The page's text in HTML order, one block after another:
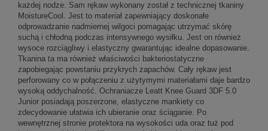
każdej nodze. Sam rękaw wykonany został z technicznej tkaniny
MoistureCool. Jest to materiał zapewniający doskonałe
odprowadzanie nadmiernej wilgoci pomagając utrzymać skórę
suchą i chłodną podczas intensywnego wysiłku. Jest on również
wysoce rozciągliwy i elastyczny gwarantując idealne dopasowanie.
Tkanina ta ma również właściwości bakteriostatyczne
zapobiegając powstaniu przykrych zapachów. Cały rękaw jest
perforowany co w połączeniu z użytymymi materiałami daje bardzo
wysoką oddychalność. Ochraniacze Leatt Knee Guard 3DF 5.0
Junior posiadają poszerzone, elastyczne mankiety co
zdecydowanie ułatwia ich ubieranie oraz ściąganie. Po
wewnętrznej stronie protektora na wysokości uda oraz tuż pod